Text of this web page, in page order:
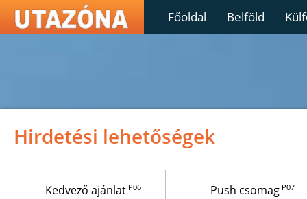
Főoldal Belföld
Hirdetési lehetőségek
Kedvező ajánlat P06 Push csomagP07